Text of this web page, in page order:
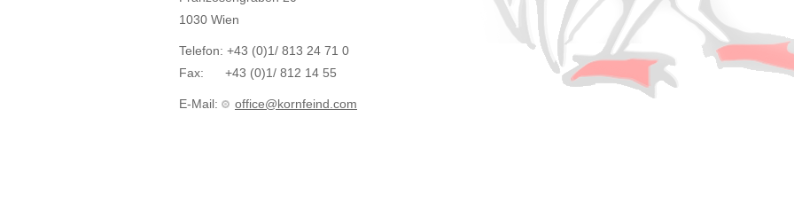
1030 Wien
Telefon: +43 (0)1/ 813 24 71 0
Fax: +43 (0)1/ 812 14 55
E-Mail: office@kornfeind.com